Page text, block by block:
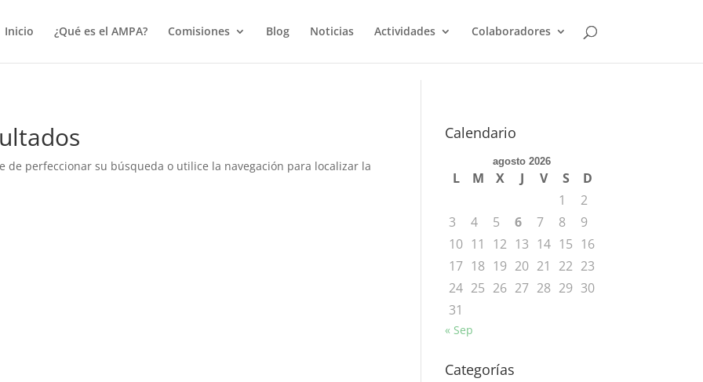
Inicio
¿Qué es el AMPA? Comisiones Blog Noticias Actividades Colaboradores
de perfeccionar su búsqueda o utilice la navegación para localizar la
Calendario
agosto 2026
L M X J V S
D
1
2
3
4 5 6 7 8
9
10 11 12 13 14 15 16
17 18 19 20 21 22 23
24 25 26 27 28 29 30
31
« Sep
Categorías